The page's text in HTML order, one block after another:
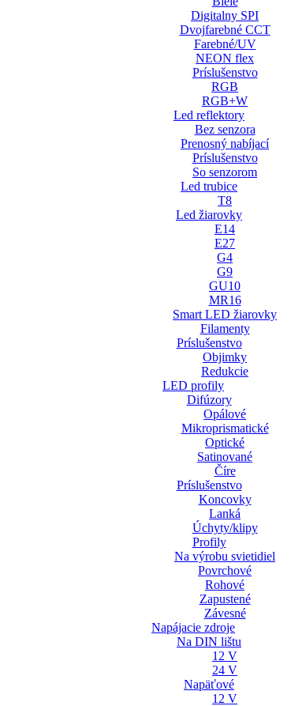
Digitalny SPI
Dvojfarebné CCT
Farebné/UV
NEON flex
Príslušenstvo
RGB
RGB+W
Led reflektory
Bez senzora
Prenosný nabíjací
Príslušenstvo
So senzorom
Led trubice
T8
Led žiarovky
E14
E27
G4
G9
GU10
MR16
Smart LED žiarovky
Filamenty
Príslušenstvo
Objimky
Redukcie
LED profily
Difúzory
Opálové
Mikroprismatické
Optické
Satinované
Číre
Príslušenstvo
Koncovky
Lanká
Úchyty/klipy
Profily
Na výrobu svietidiel
Povrchové
Rohové
Zapustené
Závesné
Napájacie zdroje
Na DIN lištu
12 V
24 V
Napäťové
12 V